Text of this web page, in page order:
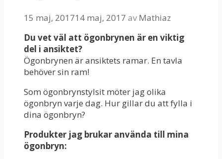
15 maj, 201714 maj, 2017 avMathiaz
Du vet väl att ögonbrynen är en viktig
del i ansiktet?
Ögonbrynen är ansiktets ramar. En tavla
behöver sin ram!
Som ögonbrynstylsit möter jag olika
ögonbryn varje dag. Hur gillar du att fylla i
dina ögonbryn?
Produkter jag brukar använda till mina
ögonbryn: